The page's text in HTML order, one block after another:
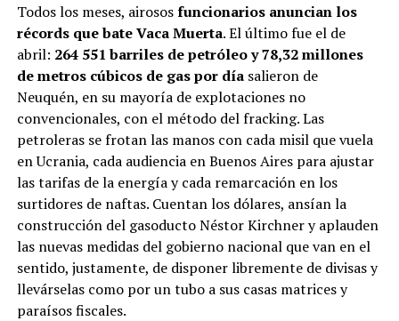
Todos los meses, airososfuncionarios anuncian los
récords que bate Vaca Muerta. El último fue el de
abril: 264 ⁣⁣⁣⁣⁣⁣551 barriles de petróleo y 78,32 millones
de metros cúbicos de gas por díasalieron de
Neuquén, en su mayoría de explotaciones no
convencionales, con el método del fracking. Las
petroleras se frotan las manos con cada misil que vuela
en Ucrania, cada audiencia en Buenos Aires para ajustar
las tarifas de la energía y cada remarcación en los
surtidores de naftas. Cuentan los dólares, ansían la
construcción del gasoducto Néstor Kirchner y aplauden
las nuevas medidas del gobierno nacional que van en el
sentido, justamente, de disponer libremente de divisas y
llevárselas como por un tubo a sus casas matrices y
paraísos fiscales.